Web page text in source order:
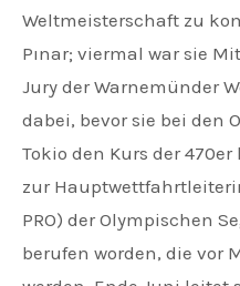
Weltmeisterschaft zu
Pınar; viermal war sie
Jury der Warnemünder
dabei, bevor sie bei den
Tokio den Kurs der
zur
PRO) der Olympischen
berufen worden, die vor